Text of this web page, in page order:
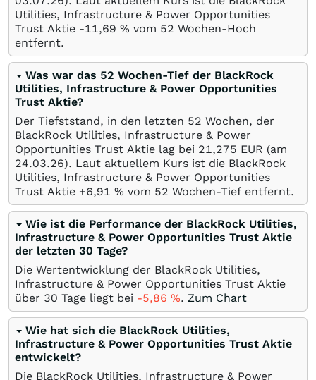
Utilities, Infrastructure & Power Opportunities
Trust Aktie -11,69 % vom 52 Wochen-Hoch
entfernt.
Was war das 52 Wochen-Tief der BlackRock
Utilities, Infrastructure & Power Opportunities
Trust Aktie?
Der Tiefststand, in den letzten 52 Wochen, der
BlackRock Utilities, Infrastructure & Power
Opportunities Trust Aktie lag bei 21,275 EUR (am
24.03.26). Laut aktuellem Kurs ist die BlackRock
Utilities, Infrastructure & Power Opportunities
Trust Aktie +6,91 % vom 52 Wochen-Tief entfernt.
Wie ist die Performance der BlackRock Utilities,
Infrastructure & Power Opportunities Trust Aktie
der letzten 30 Tage?
Die Wertentwicklung der BlackRock Utilities,
Infrastructure & Power Opportunities Trust Aktie
über 30 Tage liegt bei -5,86 %. Zum Chart
Wie hat sich die BlackRock Utilities,
Infrastructure & Power Opportunities Trust Aktie
entwickelt?
Die BlackRock Utilities, Infrastructure & Power